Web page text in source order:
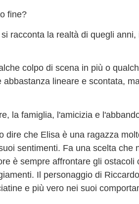
fine?
racconta la realtà di quegli
colpo di scena in più o
lineare e scontata,
la famiglia, l'amicizia e
dire che Elisa è una ragazza
sentimenti. Fa una scelta che
è sempre affrontare gli ostacoli
Il personaggio di
e più vero nei suoi